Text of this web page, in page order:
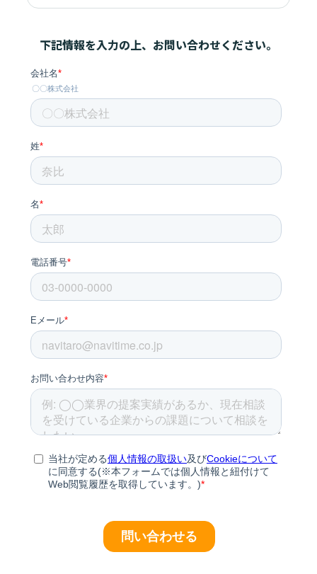
下記情報を入力の上、お問い合わせください。